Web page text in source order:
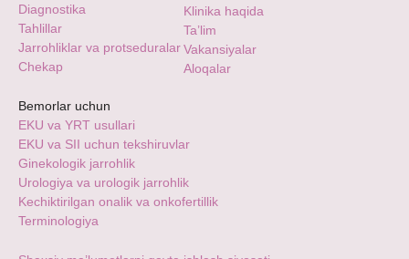
Klinika haqida
Ta’lim
Vakansiyalar
Aloqalar
Bemorlar uchun
EKU va YRT usullari
EKU va SII uchun tekshiruvlar
Ginekologik jarrohlik
Urologiya va urologik jarrohlik
Kechiktirilgan onalik va onkofertillik
Terminologiya
Diagnostika
Tahlillar
Jarrohliklar va protseduralar
Chekap